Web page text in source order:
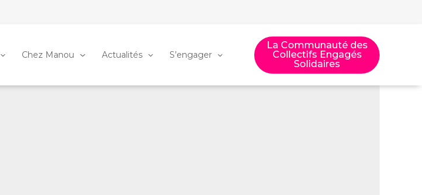
Chez Manou Actualités S’engager
La Communauté des
Collectifs Engagés
Solidaires